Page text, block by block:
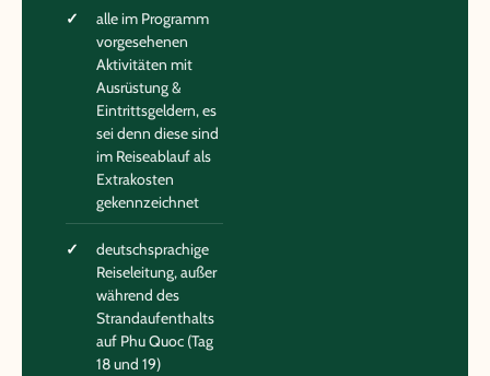
alle im Programm
vorgesehenen
Aktivitäten mit
Ausrüstung &
Eintrittsgeldern, es
sei denn diese sind
im Reiseablauf als
Extrakosten
gekennzeichnet
deutschsprachige
Reiseleitung, außer
während des
Strandaufenthalts
auf Phu Quoc (Tag
18 und 19)